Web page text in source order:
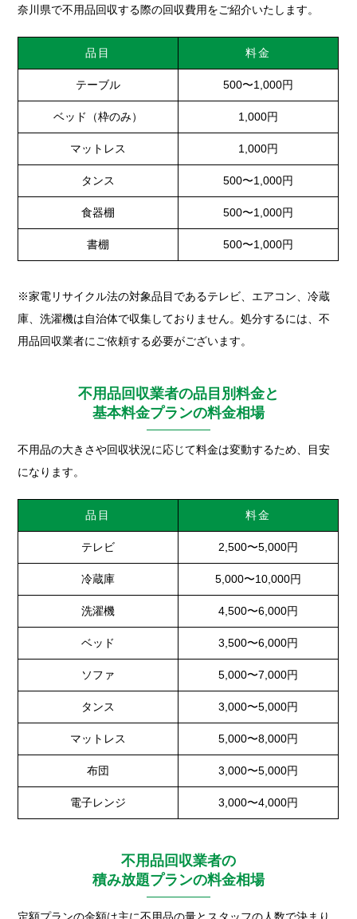
奈川県で不用品回収する際の回収費用をご紹介いたします。
品目 料金
テーブル 500〜1,000円
ベッド（枠のみ） 1,000円
マットレス 1,000円
タンス 500〜1,000円
食器棚 500〜1,000円
書棚 500〜1,000円
※家電リサイクル法の対象品目であるテレビ、エアコン、冷蔵
庫、洗濯機は自治体で収集しておりません。処分するには、不
用品回収業者にご依頼する必要がございます。
不用品回収業者の品目別料金と
基本料金プランの料金相場
不用品の大きさや回収状況に応じて料金は変動するため、目安
になります。
品目 料金
テレビ 2,500〜5,000円
冷蔵庫 5,000〜10,000円
洗濯機 4,500〜6,000円
ベッド 3,500〜6,000円
ソファ 5,000〜7,000円
タンス 3,000〜5,000円
マットレス 5,000〜8,000円
布団 3,000〜5,000円
電子レンジ 3,000〜4,000円
不用品回収業者の
積み放題プランの料金相場
定額プランの金額は主に不用品の量とスタッフの人数で決まり